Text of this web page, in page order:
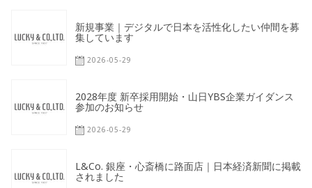
ーア
カン
ー）
新規事業｜デジタルで日本を活性化したい仲間を募
集しています
2026-05-29
2028年度 新卒採用開始・山日YBS企業ガイダンス
参加のお知らせ
2026-05-29
L&Co. 銀座・心斎橋に路面店｜日本経済新聞に掲載
されました